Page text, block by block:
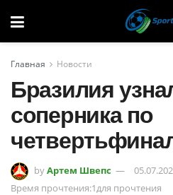
Главная Новости
Бразилия
соперника по
byАртем Швепс
Время прочтения:1для прочтения